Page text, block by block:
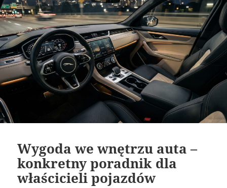
Wygoda we wnętrzu auta –
konkretny poradnik dla
właścicieli pojazdów